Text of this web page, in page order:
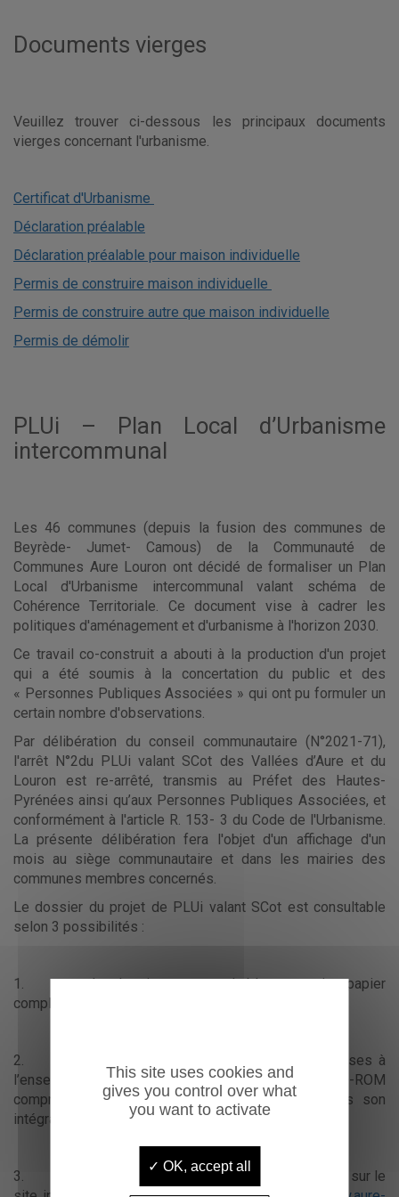
Documents vierges
Veuillez trouver ci-dessous les principaux documents
vierges concernant l'urbanisme.
Certificat d'Urbanisme
Déclaration préalable
Déclaration préalable pour maison individuelle
Permis de construire maison individuelle
Permis de construire autre que maison individuelle
Permis de démolir
PLUi – Plan Local d’Urbanisme
intercommunal
Les 46 communes (depuis la fusion des communes de
Beyrède- Jumet- Camous) de la Communauté de
Communes Aure Louron ont décidé de formaliser un Plan
Local d'Urbanisme intercommunal valant schéma de
Cohérence Territoriale. Ce document vise à cadrer les
politiques d'aménagement et d'urbanisme à l'horizon 2030.
Ce travail co-construit a abouti à la production d'un projet
qui a été soumis à la concertation du public et des
« Personnes Publiques Associées » qui ont pu formuler un
certain nombre d'observations.
Par délibération du conseil communautaire (N°2021-71),
l'arrêt N°2du PLUi valant SCot des Vallées d’Aure et du
Louron est re-arrêté, transmis au Préfet des Hautes-
Pyrénées ainsi qu’aux Personnes Publiques Associées, et
conformément à l'article R. 153- 3 du Code de l'Urbanisme.
La présente délibération fera l'objet d'un affichage d'un
mois au siège communautaire et dans les mairies des
communes membres concernés.
Le dossier du projet de PLUi valant SCot est consultable
selon 3 possibilités :
1. Le dossier est consultable en version papier
complète au siège de la Communauté de communes.
2. Les pièces réglementaires sont transmises à
l’ensemble des Communes du territoire sur 1 DVD-ROM
comprenant le dossier de PLUi valant SCoT dans son
intégralité.
3. Le dossier arrêté est également consultable sur le
This site uses cookies and
gives you control over what
you want to activate
OK, accept all